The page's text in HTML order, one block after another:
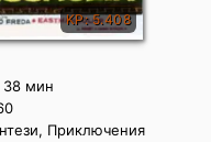
38 мин
Приключения